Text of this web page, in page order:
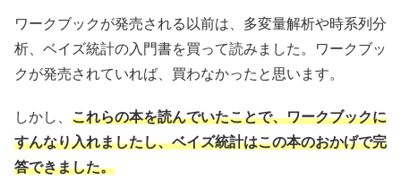
ワークブックが発売される以前は、多変量解析や時系列分
析、ベイズ統計の入門書を買って読みました。ワークブッ
クが発売されていれば、買わなかったと思います。
しかし、 これらの本を読んでいたことで、ワークブックに
すんなり入れましたし、ベイズ統計はこの本のおかげで完
答できました。